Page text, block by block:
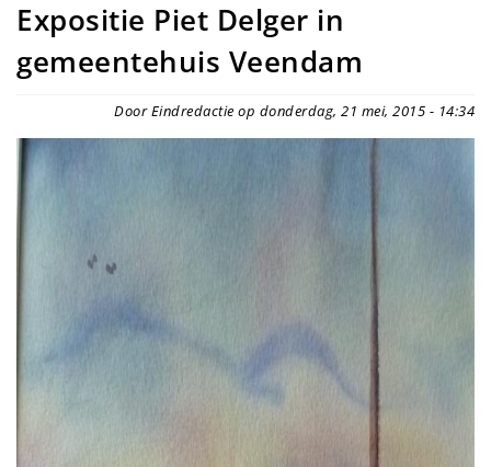
Expositie Piet Delger in
gemeentehuis Veendam
Door Eindredactie op donderdag, 21 mei, 2015 - 14:34